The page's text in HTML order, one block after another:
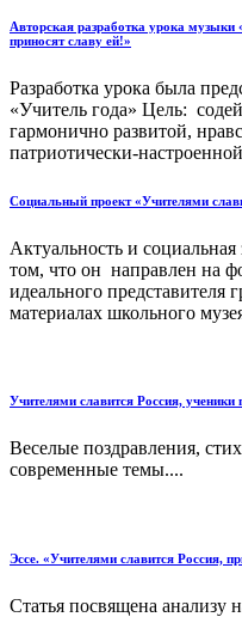
Авторская разработка урока музыки
приносят славу ей!»
Разработка урока была
«Учитель года» Цель:
гармонично развитой,
патриотически-
Социальный проект «Учителями
Актуальность и социальная
том, что он направлен на
идеального представителя
материалах школьного
Учителями славится Россия,
Веселые поздравления,
современные темы....
Эссе. «Учителями славится Россия,
Статья посвящена анализу